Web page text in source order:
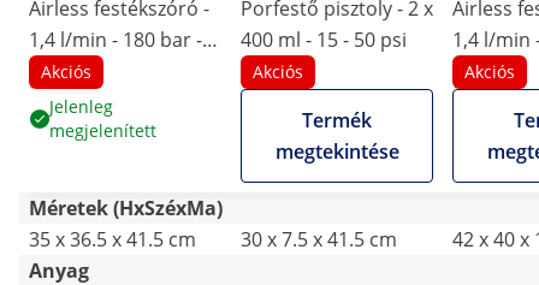
Airless festékszóró -
1,4 l/min - 180 bar -
7,5 m-es tömlő
Akciós
Jelenleg
megjelenített
Porfestő pisztoly - 2 x
400 ml - 15 - 50 psi
Akciós
Termék
megtekintése
Airless
1,4 l/min
7,5 m
Akciós
Méretek (HxSzéxMa)
35 x 36.5 x 41.5 cm
30 x 7.5 x 41.5 cm
42 x 40 x
Anyag